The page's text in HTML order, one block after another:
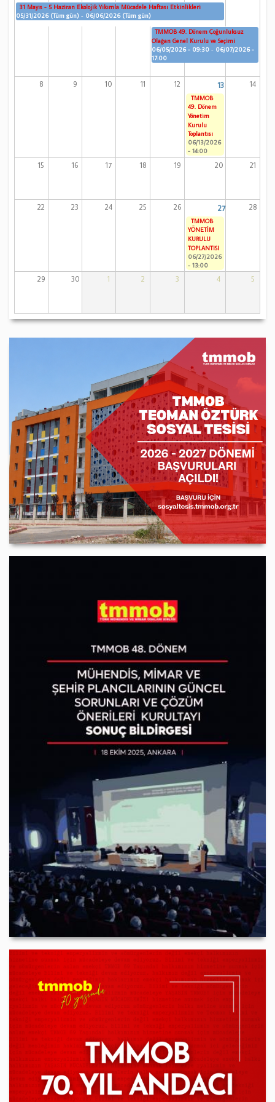
31 Mayıs - 5 Haziran Ekolojik Yıkımla Mücadele Haftası Etkinlikleri
05/31/2026 (Tüm gün) - 06/06/2026 (Tüm gün)
TMMOB 49. Dönem Çoğunluksuz
Olağan Genel Kurulu ve Seçimi
06/05/2026 - 09:30 - 06/07/2026 -
17:00
8 9 10 11 12 13 14
TMMOB
49. Dönem
Yönetim
Kurulu
Toplantısı
06/13/2026
- 14:00
15 16 17 18 19 20 21
22 23 24 25 26 27 28
TMMOB
YÖNETİM
KURULU
TOPLANTISI
06/27/2026
- 13:00
29 30 1 2 3 4 5